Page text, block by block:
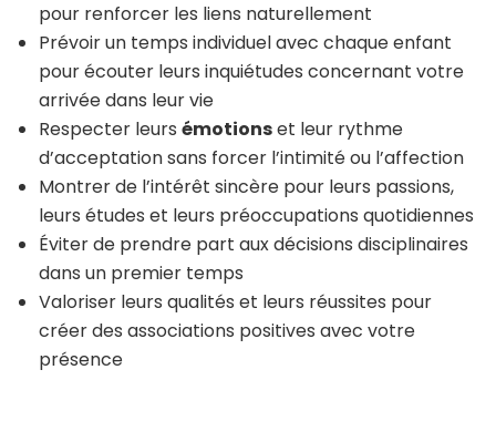
pour renforcer les liens naturellement
Prévoir un temps individuel avec chaque enfant
pour écouter leurs inquiétudes concernant votre
arrivée dans leur vie
Respecter leurs émotionset leur rythme
d’acceptation sans forcer l’intimité ou l’affection
Montrer de l’intérêt sincère pour leurs passions,
leurs études et leurs préoccupations quotidiennes
Éviter de prendre part aux décisions disciplinaires
dans un premier temps
Valoriser leurs qualités et leurs réussites pour
créer des associations positives avec votre
présence